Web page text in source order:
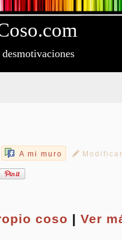
.com
A mi muro
coso |Ver